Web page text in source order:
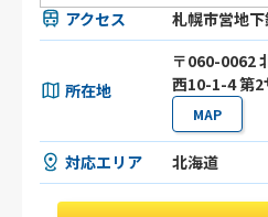
アクセス 札幌市営地
所在地
〒060-0062
西10-1-4 第2
MAP
対応エリア 北海道